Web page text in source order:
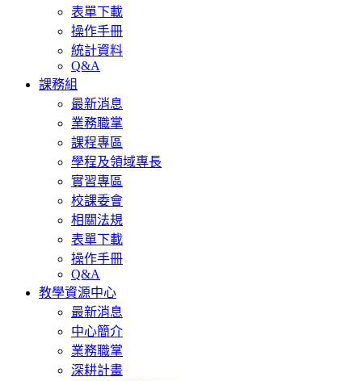
表單下載
操作手冊
統計資料
Q&A
課務組
最新消息
業務職掌
課程專區
學程及領域專長
實習專區
校課委會
相關法規
表單下載
操作手冊
Q&A
教學資源中心
最新消息
中心簡介
業務職掌
深耕計畫